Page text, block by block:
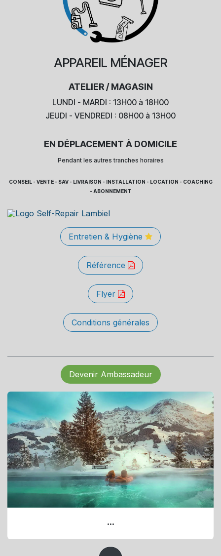
APPAREIL MÉNAGER
ATELIER / MAGASIN
LUNDI - MARDI : 13H00 à 18H00
JEUDI - VENDREDI : 08H00 à 13H00
EN DÉPLACEMENT À DOMICILE
Pendant les autres tranches horaires
CONSEIL - VENTE - SAV - LIVRAISON - INSTALLATION - LOCATION - COACHING
- ABONNEMENT
Entretien & Hygiène
Référence
Flyer
Conditions générales
Devenir Ambassadeur
...